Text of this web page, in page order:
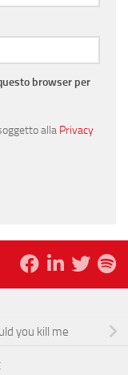
browser per
alla Privacy
you kill me